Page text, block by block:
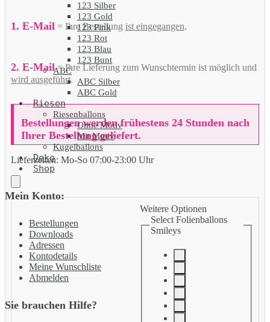
123 Silber
123 Gold
123 Pink
123 Rot
123 Blau
123 Bunt
ABC
ABC Silber
ABC Gold
Riesen
Riesenballons
Ohne Motiv
Mit Motiv
Kugelballons
Deko
Shop
Mein Konto:
Bestellungen
Downloads
Adressen
Kontodetails
Meine Wunschliste
Abmelden
Sie brauchen Hilfe?
1. E-Mail = Ihre Bestellung ist eingegangen.
2. E-Mail= Ihre Lieferung zum Wunschtermin ist möglich und
wird ausgeführt.
Bestellungen werden frühestens 24 Stunden nach
Ihrer Bestellung geliefert.
Lieferzeiten: Mo-So 07:00-23:00 Uhr
Weitere Optionen
Select Folienballons
Smileys